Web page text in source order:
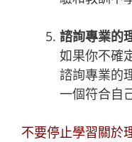
諮詢專業的
如果你不確
諮詢專業的
一個符合自
不要停止學習關於